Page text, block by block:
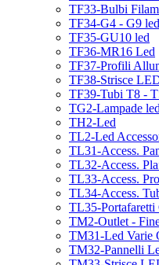
TF33-Bulbi
TF34-G4 - G9 led
TF35-GU10 led
TF36-MR16 Led
TF37-Profili
TF38-Strisce
TF39-Tubi T8 -
TG2-Lampade led
TH2-Led
TL2-Led
TL31-Access.
TL32-Access.
TL33-Access.
TL34-Access.
TL35-
TM2-Outlet -
TM31-Led Varie
TM32-Pannelli